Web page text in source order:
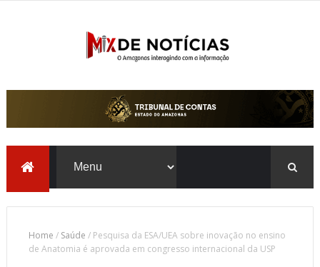
Home / Saúde / Pesquisa da ESA/UEA sobre inovação no ensino
de Anatomia é aprovada em congresso internacional da USP